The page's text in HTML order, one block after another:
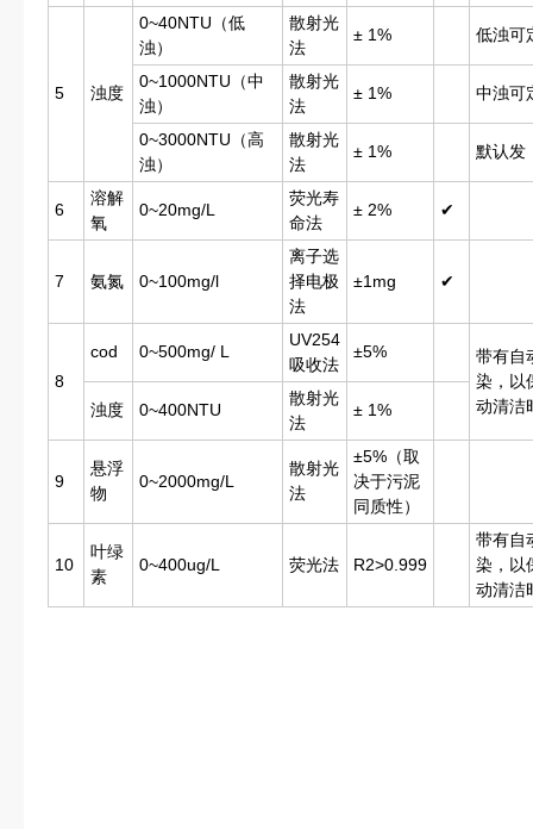
5 浊度
0~40NTU（低
浊）
散射光
法
± 1% 低浊可
0~1000NTU（中
浊）
散射光
法
± 1% 中浊可
0~3000NTU（高
浊）
散射光
法
± 1% 默认发
6
溶解
氧
0~20mg/L
荧光寿
命法
± 2% ✔
7 氨氮 0~100mg/l
离子选
择电极
法
±1mg ✔
8
cod 0~500mg/ L
UV254
吸收法
±5%
带有自
染，以
动清洁
浊度 0~400NTU
散射光
法
± 1%
9
悬浮
物
0~2000mg/L
散射光
法
±5%（取
决于污泥
同质性）
10
叶绿
素
0~400ug/L 荧光法 R2>0.999
带有自
染，以
动清洁